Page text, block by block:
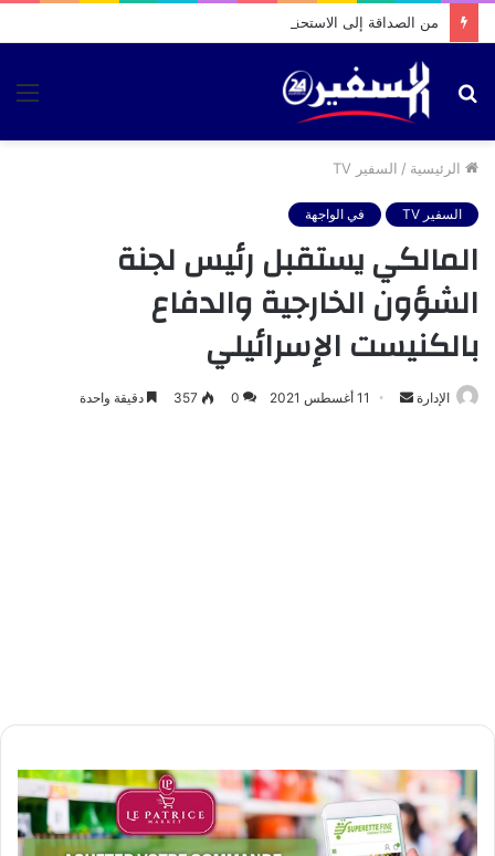
بحث
الرئيسية / السفير TV
السفير TV في الواجهة
المالكي يستقبل رئيس لجنة
الشؤون الخارجية والدفاع
بالكنيست الإسرائيلي
الإدارة
أرسل
11 أغسطس 2021 0
357 دقيقة واحدة